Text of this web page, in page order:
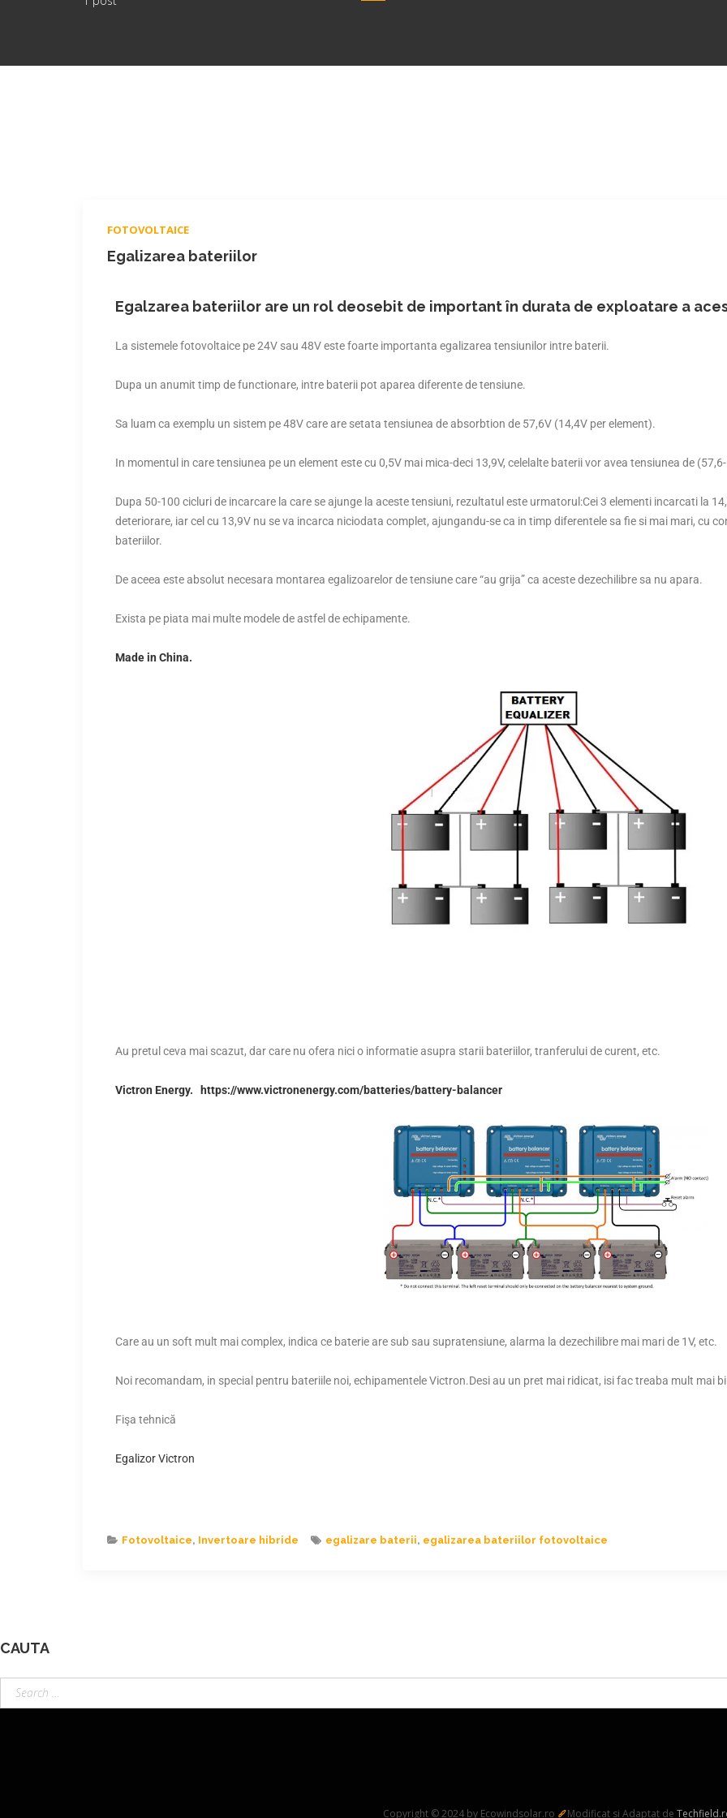
FOTOVOLTAICE
Egalizarea bateriilor
Egalzarea bateriilor are un rol deosebit de important în durata de exploatare a
La sistemele fotovoltaice pe 24V sau 48V este foarte importanta egalizarea tensiunilor intre baterii.
Dupa un anumit timp de functionare, intre baterii pot aparea diferente de tensiune.
Sa luam ca exemplu un sistem pe 48V care are setata tensiunea de absorbtion de 57,6V (14,4V per element).
In momentul in care tensiunea pe un element este cu 0,5V mai mica-deci 13,9V, celelalte baterii vor avea tensiunea de
Dupa 50-100 cicluri de incarcare la care se ajunge la aceste tensiuni, rezultatul este urmatorul:Cei 3 elementi incarcati la
deteriorare, iar cel cu 13,9V nu se va incarca niciodata complet, ajungandu-se ca in timp diferentele sa fie si mai mari, cu
bateriilor.
De aceea este absolut necesara montarea egalizoarelor de tensiune care “au grija” ca aceste dezechilibre sa nu apara.
Exista pe piata mai multe modele de astfel de echipamente.
Made in China.
Au pretul ceva mai scazut, dar care nu ofera nici o informatie asupra starii bateriilor, tranferului de curent, etc.
Victron Energy. https://www.victronenergy.com/batteries/battery-balancer
Care au un soft mult mai complex, indica ce baterie are sub sau supratensiune, alarma la dezechilibre mai mari de 1V, etc.
Noi recomandam, in special pentru bateriile noi, echipamentele Victron.Desi au un pret mai ridicat, isi fac treaba mult mai
Fişa tehnică
Egalizor Victron
Fotovoltaice, Invertoare hibride egalizare baterii, egalizarea bateriilor fotovoltaice
CAUTA
Copyright © 2024 by Ecowindsolar.ro Modificat si Adaptat de